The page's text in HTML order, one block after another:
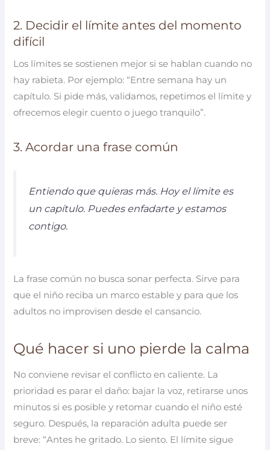
2. Decidir el límite antes del momento
difícil
Los límites se sostienen mejor si se hablan cuando no
hay rabieta. Por ejemplo: “Entre semana hay un
capítulo. Si pide más, validamos, repetimos el límite y
ofrecemos elegir cuento o juego tranquilo”.
3. Acordar una frase común
Entiendo que quieras más. Hoy el límite es
un capítulo. Puedes enfadarte y estamos
contigo.
La frase común no busca sonar perfecta. Sirve para
que el niño reciba un marco estable y para que los
adultos no improvisen desde el cansancio.
Qué hacer si uno pierde la calma
No conviene revisar el conflicto en caliente. La
prioridad es parar el daño: bajar la voz, retirarse unos
minutos si es posible y retomar cuando el niño esté
seguro. Después, la reparación adulta puede ser
breve: “Antes he gritado. Lo siento. El límite sigue